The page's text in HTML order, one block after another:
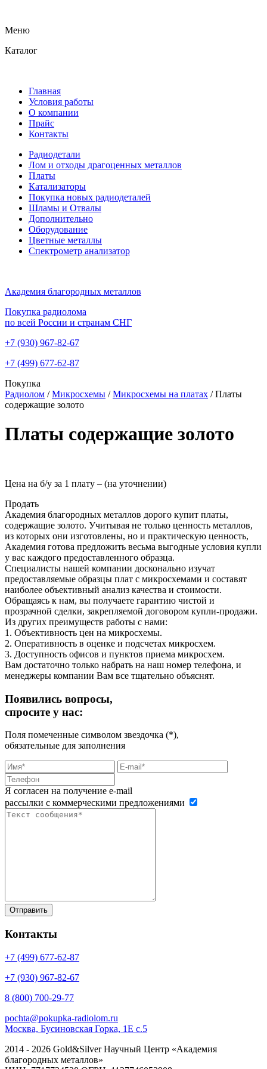
Меню
Каталог
Главная
Условия работы
О компании
Прайс
Контакты
Радиодетали
Лом и отходы драгоценных металлов
Платы
Катализаторы
Покупка новых радиодеталей
Шламы и Отвалы
Дополнительно
Оборудование
Цветные металлы
Спектрометр анализатор
Академия благородных металлов
Покупка радиолома
по всей России и странам СНГ
+7 (930) 967-82-67
+7 (499) 677-62-87
Покупка
Радиолом / Микросхемы / Микросхемы на платах / Платы
содержащие золото
Платы содержащие золото
Цена на б/у за 1 плату – (на уточнении)
Продать
Академия благородных металлов дорого купит платы,
содержащие золото. Учитывая не только ценность металлов,
из которых они изготовлены, но и практическую ценность,
Академия готова предложить весьма выгодные условия купли
у вас каждого предоставленного образца.
Специалисты нашей компании досконально изучат
предоставляемые образцы плат с микросхемами и составят
наиболее объективный анализ качества и стоимости.
Обращаясь к нам, вы получаете гарантию чистой и
прозрачной сделки, закрепляемой договором купли-продажи.
Из других преимуществ работы с нами:
1. Объективность цен на микросхемы.
2. Оперативность в оценке и подсчетах микросхем.
3. Доступность офисов и пунктов приема микросхем.
Вам достаточно только набрать на наш номер телефона, и
менеджеры компании Вам все тщательно объяснят.
Появились вопросы,
спросите у нас:
Поля помеченные символом звездочка (*),
обязательные для заполнения
Я согласен на получение e-mail
рассылки с коммерческими предложениями
Контакты
+7 (499) 677-62-87
+7 (930) 967-82-67
8 (800) 700-29-77
pochta@pokupka-radiolom.ru
Москва, Бусиновская Горка, 1Е с.5
2014 - 2026 Gold&Silver Научный Центр «Академия
благородных металлов»